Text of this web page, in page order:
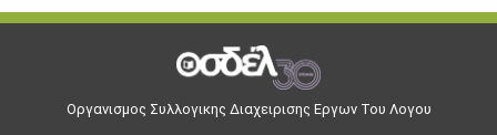
Οργανισμος Συλλογικης Διαχειρισης Εργων Του Λογου